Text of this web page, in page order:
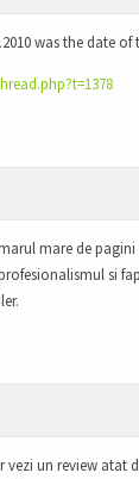
was the date of
mare de pagini
si
un review atat